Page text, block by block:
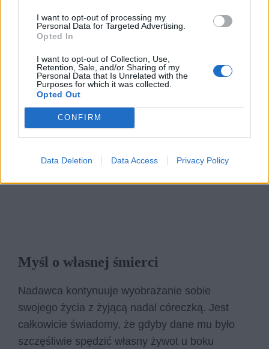
I want to opt-out of processing my
Personal Data for Targeted Advertising.
Opted In
I want to opt-out of Collection, Use,
Retention, Sale, and/or Sharing of my
Personal Data that Is Unrelated with the
Purposes for which it was collected.
Opted Out
CONFIRM
Data Deletion Data Access Privacy Policy
Myśl o własnej śmierci
Nadawca kontynuuje wyobrażanie sobie
swojego życia z żyjącą nadal córeczką. Jest
całkowicie świadomy, że gdyby dane mu było
szczęśliwie spędzić własny żywot u boku